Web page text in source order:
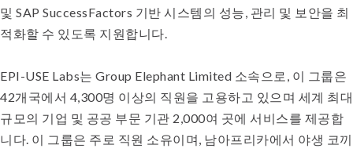
및 SAP SuccessFactors 기반 시스템의 성능, 관리 및 보안을 최
적화할 수 있도록 지원합니다.
EPI-USE Labs는 Group Elephant Limited 소속으로, 이 그룹은
42개국에서 4,300명 이상의 직원을 고용하고 있으며 세계 최대
규모의 기업 및 공공 부문 기관 2,000여 곳에 서비스를 제공합
니다. 이 그룹은 주로 직원 소유이며, 남아프리카에서 야생 코끼